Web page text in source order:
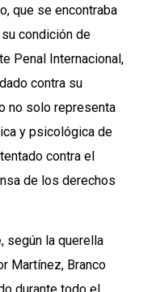
que se encontraba
condición de
Penal Internacional,
contra su
no solo representa
y psicológica de
contra el
de los derechos
según la querella
Martínez, Branco